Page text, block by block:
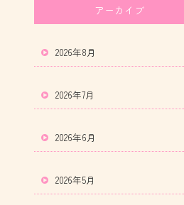
アーカイブ
2026年8月
2026年7月
2026年6月
2026年5月